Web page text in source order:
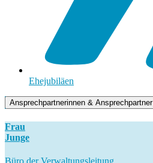
Ehejubiläen
Ansprechpartnerinnen & Ansprechpartner
Frau
Junge
Büro der Verwaltungsleitung